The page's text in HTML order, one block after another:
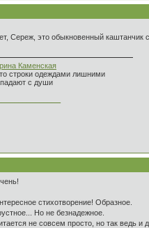
Сереж, это обыкновенный каштанчик
Каменская
строки одеждами лишними
с души
стихотворение! Образное.
Но не безнадежное.
не совсем просто, но так ведь и